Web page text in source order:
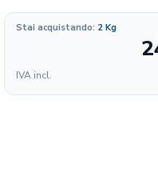
Stai acquistando: 2 Kg
IVA incl.
2 kg